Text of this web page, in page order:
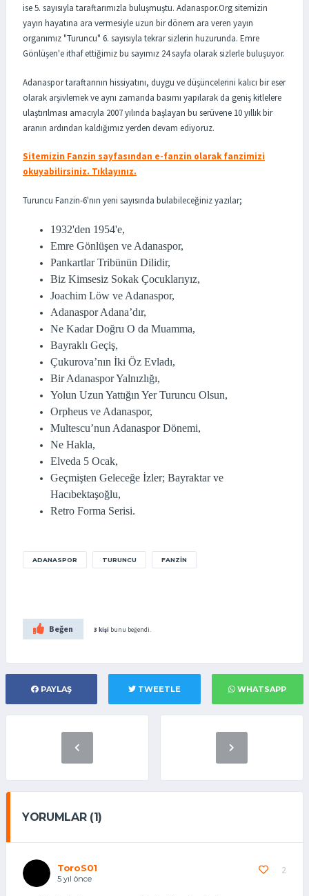
ise 5. sayısıyla taraftarımızla buluşmuştu. Adanaspor.Org sitemizin
yayın hayatına ara vermesiyle uzun bir dönem ara veren yayın
organımız "Turuncu" 6. sayısıyla tekrar sizlerin huzurunda. Emre
Gönlüşen'e ithaf ettiğimiz bu sayımız 24 sayfa olarak sizlerle buluşuyor.
Adanaspor taraftarının hissiyatını, duygu ve düşüncelerini kalıcı bir eser
olarak arşivlemek ve aynı zamanda basımı yapılarak da geniş kitlelere
ulaştırılması amacıyla 2007 yılında başlayan bu serüvene 10 yıllık bir
aranın ardından kaldığımız yerden devam ediyoruz.
Sitemizin Fanzin sayfasından e-fanzin olarak fanzimizi
okuyabilirsiniz. Tıklayınız.
Turuncu Fanzin-6'nın yeni sayısında bulabileceğiniz yazılar;
1932'den 1954'e,
Emre Gönlüşen ve Adanaspor,
Pankartlar Tribünün Dilidir,
Biz Kimsesiz Sokak Çocuklarıyız,
Joachim Löw ve Adanaspor,
Adanaspor Adana’dır,
Ne Kadar Doğru O da Muamma,
Bayraklı Geçiş,
Çukurova’nın İki Öz Evladı,
Bir Adanaspor Yalnızlığı,
Yolun Uzun Yattığın Yer Turuncu Olsun,
Orpheus ve Adanaspor,
Multescu’nun Adanaspor Dönemi,
Ne Hakla,
Elveda 5 Ocak,
Geçmişten Geleceğe İzler; Bayraktar ve
Hacıbektaşoğlu,
Retro Forma Serisi.
ADANASPOR TURUNCU FANZIN
Beğen 3 kişi bunu beğendi.
PAYLAŞ TWEETLE WHATSAPP
YORUMLAR (1)
ToroS01
5 yıl önce
2